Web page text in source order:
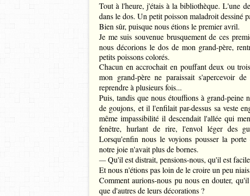
Tout à l'heure, j'étais à la bibliothèque. L'une
dans le dos. Un petit poisson maladroit dessiné
Bien sûr, puisque nous étions le premier avril.
Je me suis souvenue brusquement de ces
nous décorions le dos de mon grand-père,
petits poissons colorés.
Chacun en accrochait en pouffant deux ou
mon grand-père ne paraissait s'apercevoir
reprendre à plusieurs fois...
Puis, tandis que nous étouffions à grand-peine
de goujons, et il l'enfilait par-dessus sa veste
même impassibilité il descendait l'allée qui
fenêtre, hurlant de rire, l'envol léger des
Lorsqu'enfin nous le voyions pousser la
notre joie n'avait plus de bornes.
— Qu'il est distrait, pensions-nous, qu'il est
Et nous n'étions pas loin de le croire un peu
Comment aurions-nous pu nous en douter,
que d'autres de leurs décorations ?